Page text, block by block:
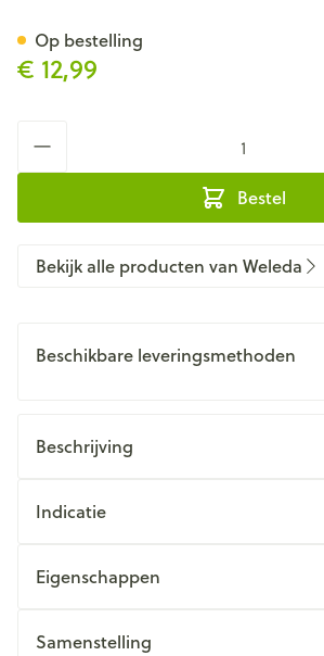
€ 12,99
Bestel
Op bestelling
Bekijk alle producten van Weleda
Beschikbare leveringsmethoden
Beschrijving
Indicatie
Eigenschappen
Samenstelling